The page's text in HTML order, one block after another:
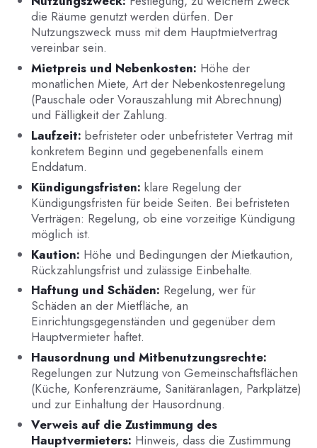
die Räume genutzt werden dürfen. Der
Nutzungszweck muss mit dem Hauptmietvertrag
vereinbar sein.
Mietpreis und Nebenkosten: Höhe der
monatlichen Miete, Art der Nebenkostenregelung
(Pauschale oder Vorauszahlung mit Abrechnung)
und Fälligkeit der Zahlung.
Laufzeit: befristeter oder unbefristeter Vertrag mit
konkretem Beginn und gegebenenfalls einem
Enddatum.
Kündigungsfristen: klare Regelung der
Kündigungsfristen für beide Seiten. Bei befristeten
Verträgen: Regelung, ob eine vorzeitige Kündigung
möglich ist.
Kaution: Höhe und Bedingungen der Mietkaution,
Rückzahlungsfrist und zulässige Einbehalte.
Haftung und Schäden: Regelung, wer für
Schäden an der Mietfläche, an
Einrichtungsgegenständen und gegenüber dem
Hauptvermieter haftet.
Hausordnung und Mitbenutzungsrechte:
Regelungen zur Nutzung von Gemeinschaftsflächen
(Küche, Konferenzräume, Sanitäranlagen, Parkplätze)
und zur Einhaltung der Hausordnung.
Verweis auf die Zustimmung des
Hauptvermieters: Hinweis, dass die Zustimmung